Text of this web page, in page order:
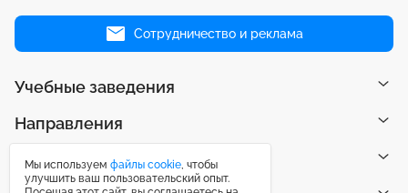
Сотрудничество и реклама
Учебные заведения
Направления
Рейтинги
Мы используем файлы cookie, чтобы
улучшить ваш пользовательский опыт.